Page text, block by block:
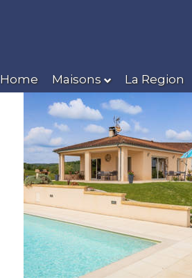
Home Maisons La Region